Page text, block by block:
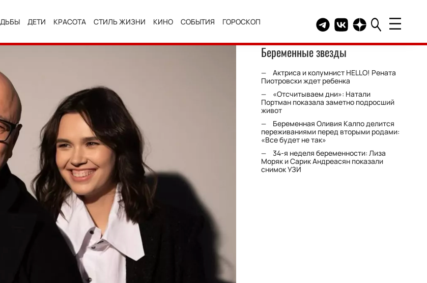
ДЕТИ КРАСОТА СТИЛЬ ЖИЗНИ КИНО СОБЫТИЯ ГОРОСКОП Telegram канал HELLO
Группа HELLO
Канал HELLO в
Беременные звезды
Актриса и колумнист HELLO! Рената
Пиотровски ждет ребенка
«Отсчитываем дни»: Натали
Портман показала заметно подросший
живот
Беременная Оливия Калпо делится
переживаниями перед вторыми родами:
«Все будет не так»
34-я неделя беременности: Лиза
Моряк и Сарик Андреасян показали
снимок УЗИ